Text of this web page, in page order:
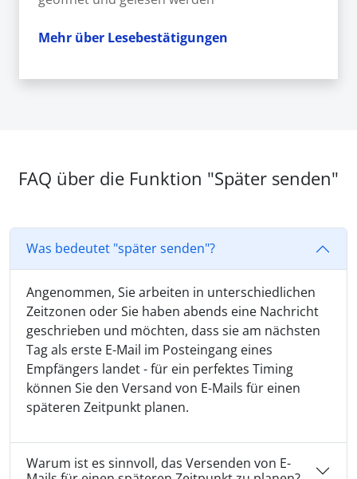
Mehr über Lesebestätigungen
FAQ über die Funktion "Später senden"
Was bedeutet "später senden"?
Angenommen, Sie arbeiten in unterschiedlichen
Zeitzonen oder Sie haben abends eine Nachricht
geschrieben und möchten, dass sie am nächsten
Tag als erste E-Mail im Posteingang eines
Empfängers landet - für ein perfektes Timing
können Sie den Versand von E-Mails für einen
späteren Zeitpunkt planen.
Warum ist es sinnvoll, das Versenden von E-